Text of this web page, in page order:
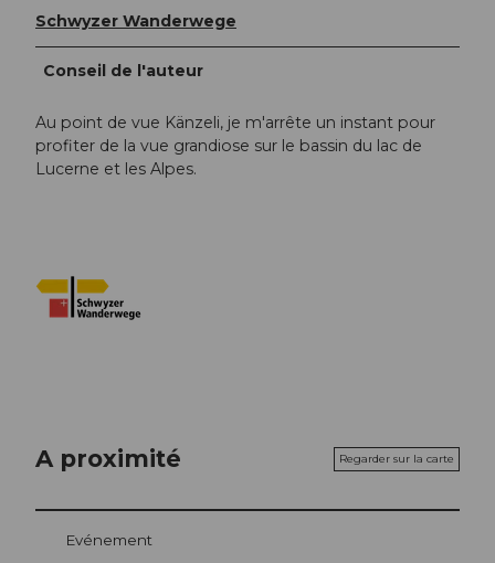
Schwyzer Wanderwege
Conseil de l'auteur
Au point de vue Känzeli, je m'arrête un instant pour
profiter de la vue grandiose sur le bassin du lac de
Lucerne et les Alpes.
A proximité Regarder sur la carte
Evénement